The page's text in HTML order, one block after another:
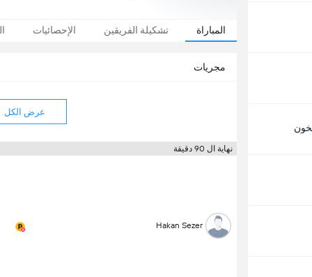
المباراة تشكيلة الفريقين الإحصائيات
مجريات
عرض الكل
نهاية ال 90 دقيقة
Hakan Sezer